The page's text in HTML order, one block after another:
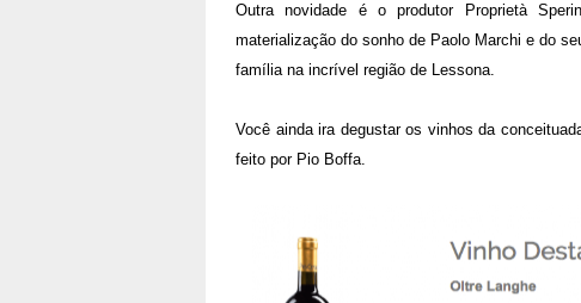
Outra novidade é o produtor Proprietà
materialização do sonho de Paolo Marchi e do
família na incrível região de Lessona.
Você ainda ira degustar os vinhos da
feito por Pio Boffa.